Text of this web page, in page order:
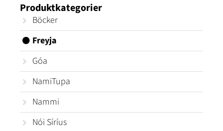
Produktkategorier
Böcker
Freyja
Góa
NamiTupa
Nammi
Nói Síríus